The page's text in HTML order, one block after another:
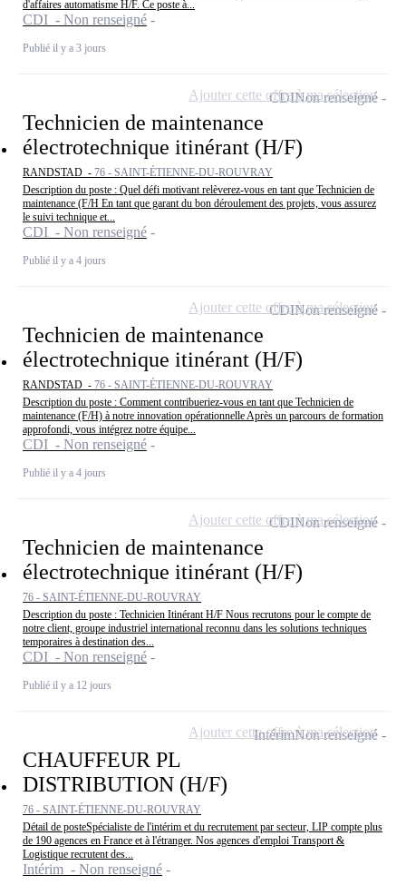
d'affaires automatisme H/F. Ce poste à...
CDI - Non renseigné
Publié il y a 3 jours
Technicien de maintenance
électrotechnique itinérant (H/F)
RANDSTAD - 76 - SAINT-ÉTIENNE-DU-ROUVRAY
Description du poste : Quel défi motivant relèverez-vous en tant que Technicien de
maintenance (F/H En tant que garant du bon déroulement des projets, vous assurez
le suivi technique et...
CDI - Non renseigné
Publié il y a 4 jours
CDINon renseigné
Ajouter cette offre à ma sélection
Technicien de maintenance
électrotechnique itinérant (H/F)
RANDSTAD - 76 - SAINT-ÉTIENNE-DU-ROUVRAY
Description du poste : Comment contribueriez-vous en tant que Technicien de
maintenance (F/H) à notre innovation opérationnelle Après un parcours de formation
approfondi, vous intégrez notre équipe...
CDI - Non renseigné
Publié il y a 4 jours
CDINon renseigné
Ajouter cette offre à ma sélection
Technicien de maintenance
électrotechnique itinérant (H/F)
76 - SAINT-ÉTIENNE-DU-ROUVRAY
Description du poste : Technicien Itinérant H/F Nous recrutons pour le compte de
notre client, groupe industriel international reconnu dans les solutions techniques
temporaires à destination des...
CDI - Non renseigné
Publié il y a 12 jours
CDINon renseigné
Ajouter cette offre à ma sélection
CHAUFFEUR PL
DISTRIBUTION (H/F)
76 - SAINT-ÉTIENNE-DU-ROUVRAY
Détail de posteSpécialiste de l'intérim et du recrutement par secteur, LIP compte plus
de 190 agences en France et à l'étranger. Nos agences d'emploi Transport &
Logistique recrutent des...
Intérim - Non renseigné
IntérimNon renseigné
Ajouter cette offre à ma sélection